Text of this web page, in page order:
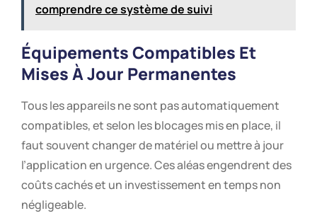
comprendre ce système de suivi
Équipements Compatibles Et
Mises À Jour Permanentes
Tous les appareils ne sont pas automatiquement
compatibles, et selon les blocages mis en place, il
faut souvent changer de matériel ou mettre à jour
l’application en urgence. Ces aléas engendrent des
coûts cachés et un investissement en temps non
négligeable.